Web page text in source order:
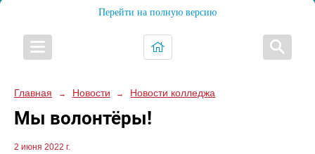
Перейти на полную версию
Главная → Новости → Новости колледжа
Мы волонтёры!
2 июня 2022 г.